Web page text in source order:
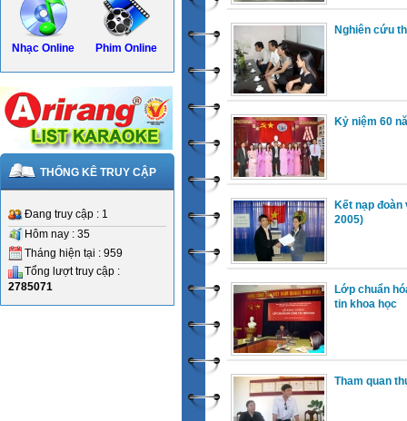
Nhạc Online Phim Online
THỐNG KÊ TRUY CẬP
Đang truy cập : 1
Hôm nay : 35
Tháng hiện tại : 959
Tổng lượt truy cập :
2785071
Nghiên cứu
Kỷ niệm 60
Kết nạp đoàn
2005)
Lớp chuẩn
tin khoa học
Tham quan